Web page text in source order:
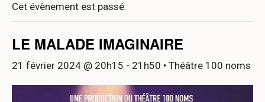
Cet évènement est passé.
LE MALADE IMAGINAIRE
21 février 2024 @ 20h15 - 21h50 • Théâtre 100 noms